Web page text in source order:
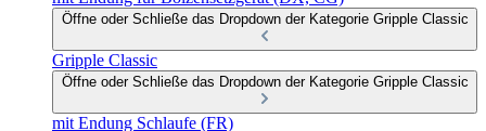
Öffne oder Schließe das Dropdown der Kategorie Gripple Classic
Gripple Classic
Öffne oder Schließe das Dropdown der Kategorie Gripple Classic
mit Endung Schlaufe (FR)